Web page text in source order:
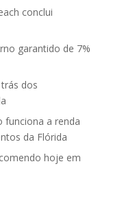
conclui
garantido de 7%
dos
funciona a renda
da Flórida
hoje em